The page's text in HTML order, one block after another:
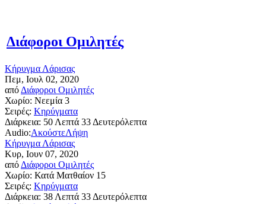
Διάφοροι Ομιλητές
Κήρυγμα Λάρισας
Πεμ, Ιουλ 02, 2020
από Διάφοροι Ομιλητές
Χωρίο: Νεεμία 3
Σειρές: Κηρύγματα
Διάρκεια: 50 Λεπτά 33 Δευτερόλεπτα
Audio:ΑκούστεΛήψη
Κήρυγμα Λάρισας
Κυρ, Ιουν 07, 2020
από Διάφοροι Ομιλητές
Χωρίο: Κατά Ματθαίον 15
Σειρές: Κηρύγματα
Διάρκεια: 38 Λεπτά 33 Δευτερόλεπτα